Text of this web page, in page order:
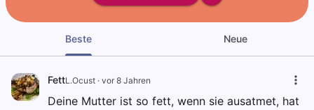
Beste Neue
FettL.Ocust · vor 8 Jahren
Deine Mutter ist so fett, wenn sie ausatmet, hat